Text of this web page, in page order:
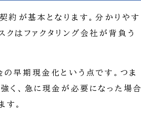
約が基本となります。分かりやす
はファクタリング会社が背負う
の早期現金化という点です。つま
く、急に現金が必要になった場合
。